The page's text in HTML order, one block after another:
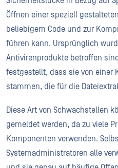
Öffnen einer speziell
beliebigem Code und zur
führen kann. Ursprünglich
Antivirenprodukte betroffen
festgestellt, dass sie von einer
stammen, die für die
Diese Art von Schwachstellen
gemeldet werden, da zu viele
Komponenten verwenden.
Systemadministratoren alle